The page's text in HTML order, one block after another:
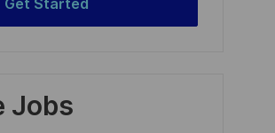
Get Started
Jobs